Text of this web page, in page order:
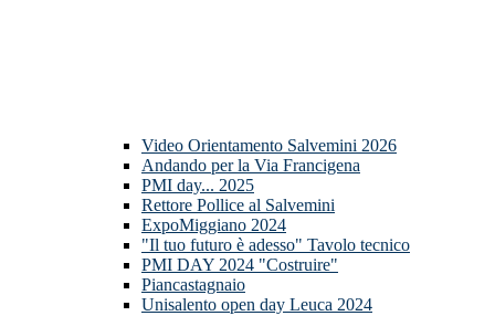
Video Orientamento Salvemini 2026
Andando per la Via Francigena
PMI day... 2025
Rettore Pollice al Salvemini
ExpoMiggiano 2024
"Il tuo futuro è adesso" Tavolo tecnico
PMI DAY 2024 "Costruire"
Piancastagnaio
Unisalento open day Leuca 2024